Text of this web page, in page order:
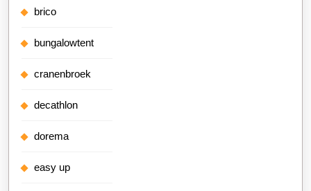
brico
bungalowtent
cranenbroek
decathlon
dorema
easy up